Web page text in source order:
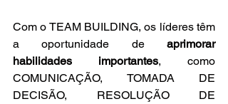
Com o TEAM BUILDING, os líderes têm
a oportunidade de aprimorar
habilidades importantes, como
COMUNICAÇÃO, TOMADA DE
DECISÃO, RESOLUÇÃO DE